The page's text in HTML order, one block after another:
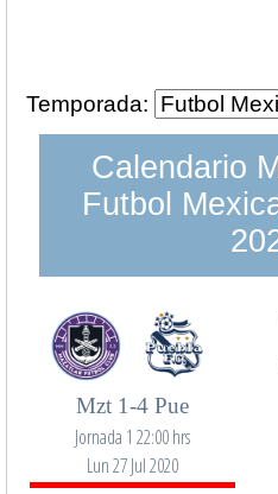
Temporada:
Calendario
Futbol
Mzt 1-4 Pue
Jornada 1 22:00 hrs
Lun 27 Jul 2020